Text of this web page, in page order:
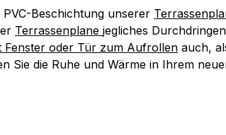
Beschichtung unserer
Terrassenplane jegliches
Fenster oder Tür zum Aufrollen auch,
Sie die Ruhe und Wärme in Ihrem